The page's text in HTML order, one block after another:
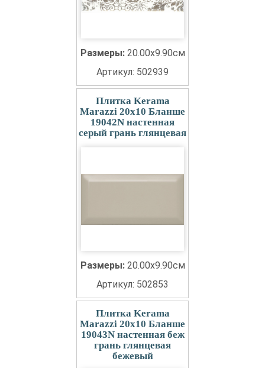
Размеры: 20.00x9.90см
Артикул: 502939
Плитка Kerama
Marazzi 20x10 Бланше
19042N настенная
серый грань глянцевая
Размеры: 20.00x9.90см
Артикул: 502853
Плитка Kerama
Marazzi 20x10 Бланше
19043N настенная беж
грань глянцевая
бежевый